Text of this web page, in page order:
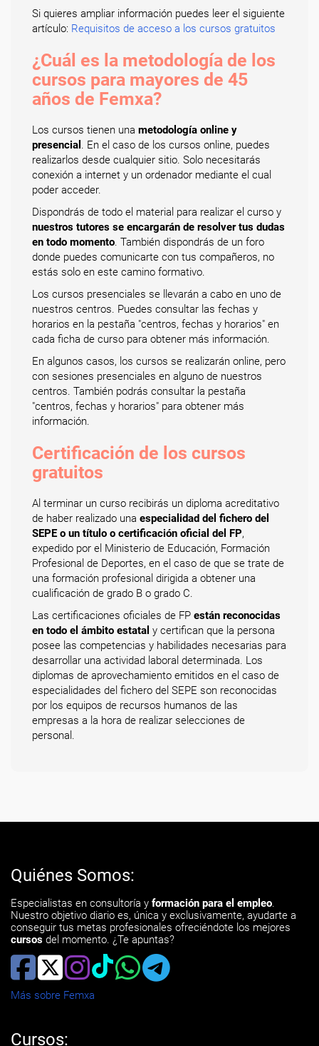
Si quieres ampliar información puedes leer el siguiente
artículo: Requisitos de acceso a los cursos gratuitos
¿Cuál es la metodología de los
cursos para mayores de 45
años de Femxa?
Los cursos tienen una metodología online y
presencial . En el caso de los cursos online, puedes
realizarlos desde cualquier sitio. Solo necesitarás
conexión a internet y un ordenador mediante el cual
poder acceder.
Dispondrás de todo el material para realizar el curso y
nuestros tutores se encargarán de resolver tus dudas
en todo momento. También dispondrás de un foro
donde puedes comunicarte con tus compañeros, no
estás solo en este camino formativo.
Los cursos presenciales se llevarán a cabo en uno de
nuestros centros. Puedes consultar las fechas y
horarios en la pestaña "centros, fechas y horarios" en
cada ficha de curso para obtener más información.
En algunos casos, los cursos se realizarán online, pero
con sesiones presenciales en alguno de nuestros
centros. También podrás consultar la pestaña
"centros, fechas y horarios" para obtener más
información.
Certificación de los cursos
gratuitos
Al terminar un curso recibirás un diploma acreditativo
de haber realizado una especialidad del fichero del
SEPE o un título o certificación oficial del FP,
expedido por el Ministerio de Educación, Formación
Profesional de Deportes, en el caso de que se trate de
una formación profesional dirigida a obtener una
cualificación de grado B o grado C.
Las certificaciones oficiales de FP están reconocidas
en todo el ámbito estatal y certifican que la persona
posee las competencias y habilidades necesarias para
desarrollar una actividad laboral determinada. Los
diplomas de aprovechamiento emitidos en el caso de
especialidades del fichero del SEPE son reconocidas
por los equipos de recursos humanos de las
empresas a la hora de realizar selecciones de
personal.
Quiénes Somos:
Especialistas en consultoría y formación para el empleo.
Nuestro objetivo diario es, única y exclusivamente, ayudarte a
conseguir tus metas profesionales ofreciéndote los mejores
cursos del momento. ¿Te apuntas?
Más sobre Femxa
Cursos: